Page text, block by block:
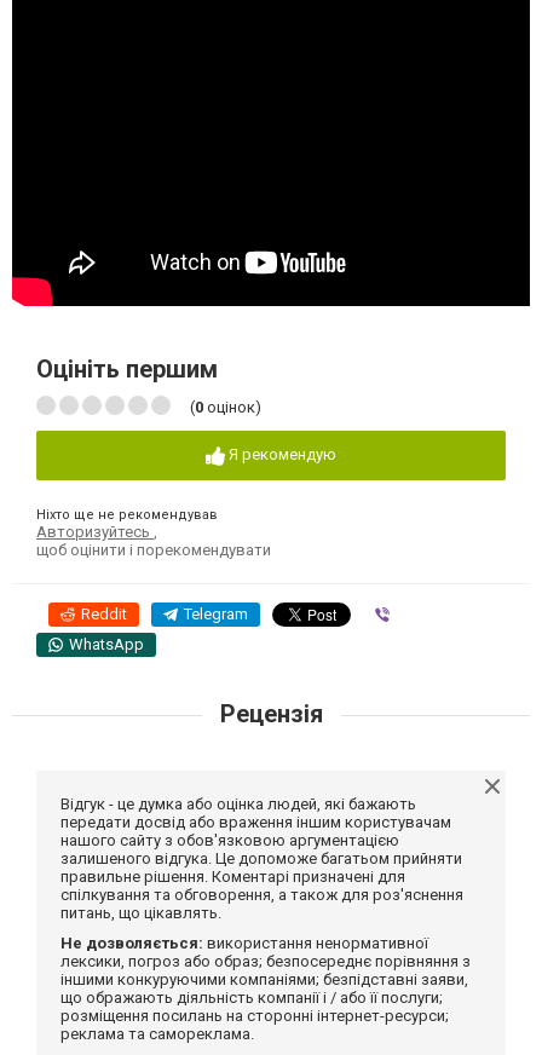
Оцініть першим
(0 оцінок)
Я рекомендую
Ніхто ще не рекомендував
Авторизуйтесь
щоб оцінити і порекомендувати
Reddit Telegram
WhatsApp
Рецензія
Відгук - це думка або оцінка людей, які бажають
передати досвід або враження іншим користувачам
нашого сайту з обов'язковою аргументацією
залишеного відгука. Це допоможе багатьом прийняти
правильне рішення. Коментарі призначені для
спілкування та обговорення, а також для роз'яснення
питань, що цікавлять.
Не дозволяється: використання ненормативної
лексики, погроз або образ; безпосереднє порівняння з
іншими конкуруючими компаніями; безпідставні заяви,
що ображають діяльність компанії і / або її послуги;
розміщення посилань на сторонні інтернет-ресурси;
реклама та самореклама.